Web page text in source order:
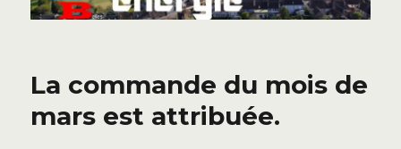
La commande du mois de
mars est attribuée.